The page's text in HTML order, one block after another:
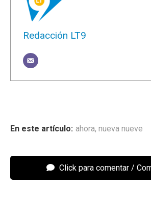
Redacción LT9
ahora, nueva nueve
Click para comentar